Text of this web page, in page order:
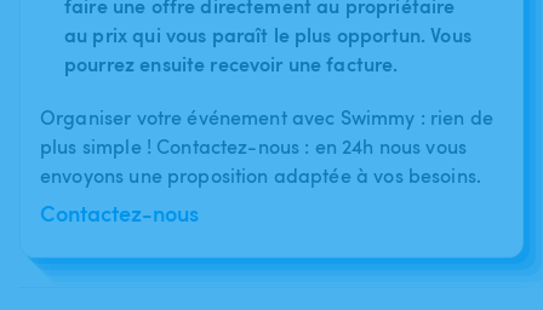
au prix qui vous paraît le plus opportun. Vous
pourrez ensuite recevoir une facture.
Organiser votre événement avec Swimmy : rien de
plus simple ! Contactez-nous : en 24h nous vous
envoyons une proposition adaptée à vos besoins.
Contactez-nous